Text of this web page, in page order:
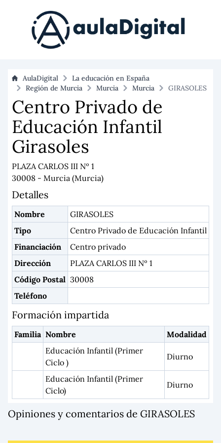
AulaDigital
La educación en España
Región de Murcia
Murcia Murcia GIRASOLES
Centro Privado de
Educación Infantil
Girasoles
PLAZA CARLOS III Nº 1
30008 - Murcia (Murcia)
Detalles
Nombre
GIRASOLES
Tipo
Centro Privado de Educación Infantil
Financiación
Centro privado
Dirección
PLAZA CARLOS III Nº 1
Código Postal 30008
Teléfono
Formación impartida
Familia Nombre
Modalidad
Educación Infantil (Primer
Ciclo )
Diurno
Educación Infantil (Primer
Ciclo)
Diurno
Opiniones y comentarios de GIRASOLES